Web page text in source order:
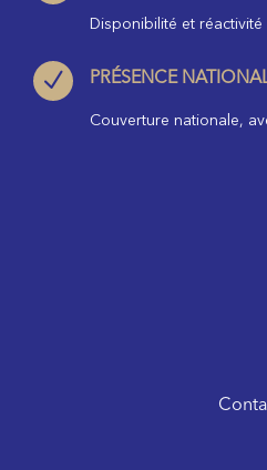
Disponibilité et
N PRÉSENCE
Couverture nationale,